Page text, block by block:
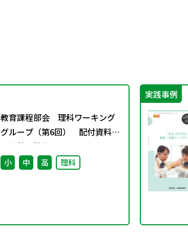
教育課程部会 理科ワーキング
グループ（第6回） 配付資料
※算数・数学ワーキンググルー
プ（第7回）と合同開催
小 中 高 理科
実践事例